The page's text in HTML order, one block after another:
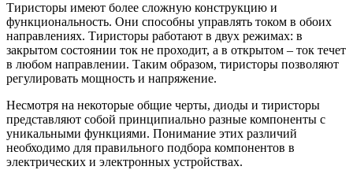
Тиристоры имеют более сложную конструкцию и
функциональность. Они способны управлять током в обоих
направлениях. Тиристоры работают в двух режимах: в
закрытом состоянии ток не проходит, а в открытом – ток течет
в любом направлении. Таким образом, тиристоры позволяют
регулировать мощность и напряжение.
Несмотря на некоторые общие черты, диоды и тиристоры
представляют собой принципиально разные компоненты с
уникальными функциями. Понимание этих различий
необходимо для правильного подбора компонентов в
электрических и электронных устройствах.